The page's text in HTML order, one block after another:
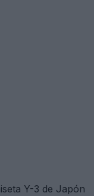
Y-3 de Japón